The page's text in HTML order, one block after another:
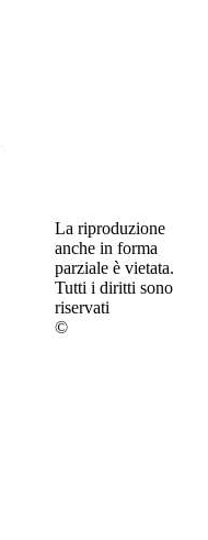
La riproduzione
anche in forma
parziale è vietata.
Tutti i diritti sono
riservati
©